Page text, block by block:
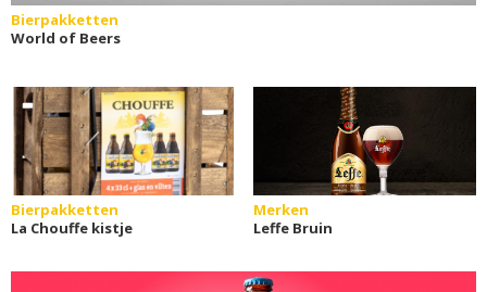
Bierpakketten
World of Beers
Bierpakketten
La Chouffe kistje
Merken
Leffe Bruin